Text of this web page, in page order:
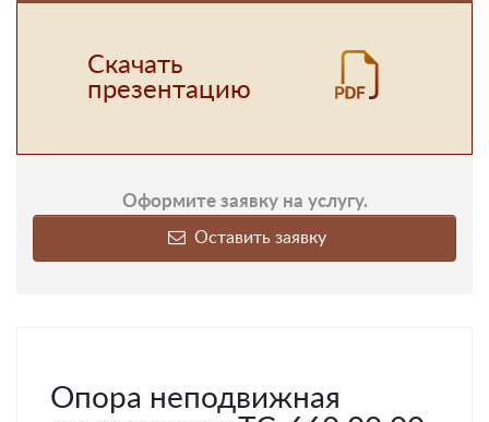
Скачать
презентацию
Оформите заявку на услугу.
Оставить заявку
Опора неподвижная